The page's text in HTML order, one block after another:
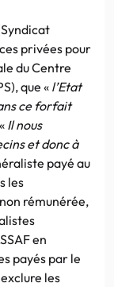
privées pour
du Centre
que « l’Etat
ce forfait
Il nous
et donc à
payé au
les
rémunérée,
en
payés par le
les